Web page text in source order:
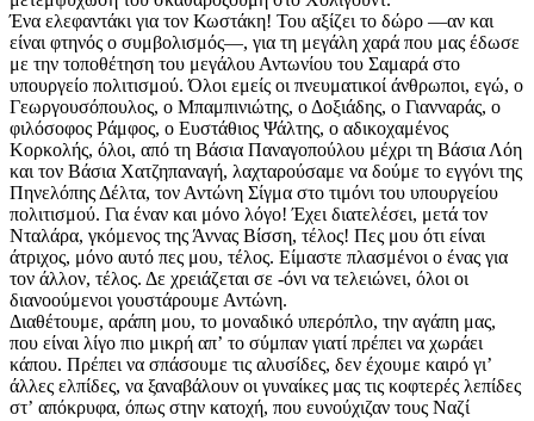
Ένα ελεφαντάκι για τον Κωστάκη! Του αξίζει το δώρο —αν και
είναι φτηνός ο συμβολισμός—, για τη μεγάλη χαρά που μας έδωσε
με την τοποθέτηση του μεγάλου Αντω­νίου του Σαμαρά στο
υπουργείο πολιτισμού. Όλοι εμείς οι πνευματικοί άνθρωποι, εγώ, ο
Γεωργουσόπουλος, ο Μπαμπινιώτης, ο Δοξιάδης, ο Γιανναράς, ο
φιλόσοφος Ράμφος, ο Ευστάθιος Ψάλτης, ο αδικοχαμένος
Κορκολής, όλοι, από τη Βάσια Παναγοπούλου μέχρι τη Βάσια Λόη
και τον Βάσια Χατζηπαναγή, λαχταρούσαμε να δούμε το εγγόνι της
Πηνελόπης Δέλτα, τον Αντώνη Σίγμα στο τιμόνι του υπουργείου
πολιτισμού. Για έναν και μόνο λόγο! Έχει διατελέσει, μετά τον
Νταλάρα, γκόμενος της Άννας Βίσση, τέλος! Πες μου ότι είναι
άτριχος, μόνο αυτό πες μου, τέλος. Είμαστε πλασμένοι ο ένας για
τον άλλον, τέλος. Δε χρειάζεται σε -όνι να τελειώνει, όλοι οι
διανοούμενοι γουστάρουμε Αντώνη.
Διαθέτουμε, αράπη μου, το μοναδικό υπερόπλο, την αγάπη μας,
που είναι λίγο πιο μικρή απʼ το σύμπαν γιατί πρέπει να χωράει
κάπου. Πρέπει να σπάσουμε τις αλυσίδες, δεν έχουμε καιρό γιʼ
άλλες ελπίδες, να ξαναβάλουν οι γυναίκες μας τις κοφτερές λεπίδες
στʼ απόκρυφα, όπως στην κατοχή, που ευνούχιζαν τους Ναζί